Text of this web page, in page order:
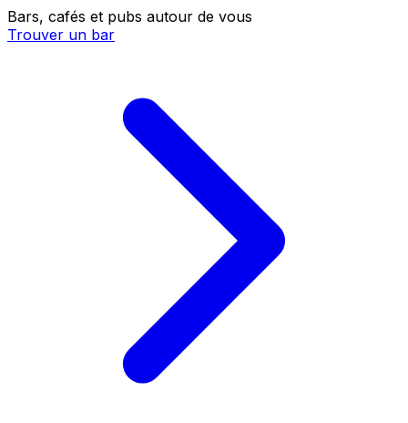
Bars, cafés et pubs autour de vous
Trouver un bar